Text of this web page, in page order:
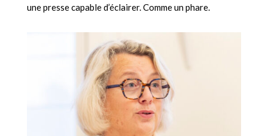
une presse capable d’éclairer. Comme un phare.